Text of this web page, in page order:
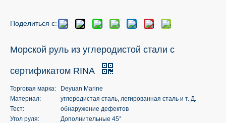
Поделиться с:
Морской руль из углеродистой стали с
сертификатом RINA
Торговая марка:
Deyuan Marine
Материал:
углеродистая сталь, легированная сталь и т. Д.
Тест:
обнаружение дефектов
Угол руля:
Дополнительные 45°